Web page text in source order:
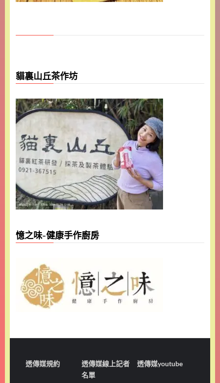
貓裏山丘茶作坊
憶之味-健康手作廚房
透傳媒規約
透傳媒線上記者
名單
透傳媒youtube